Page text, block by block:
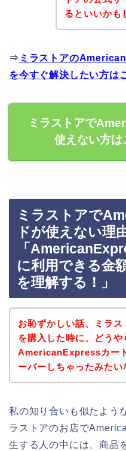
るといいかも
⇒ ミラストアの
を今すぐ解決したい方は
ミラストアで
使えない方は
ミラストアで
ドが使えない理
「
に利用できる金
を理解する！」
お恥ずかしい話、ミラ
を購入した時に、どうや
AmericanExpressカー
ーバーしちゃったみたい
私の知り合いも似たよう
ラストアのお店で
生する人の中には、商品